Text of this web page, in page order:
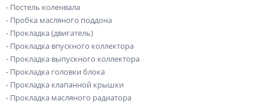
- Постель коленвала
- Пробка масляного поддона
- Прокладка (двигатель)
- Прокладка впускного коллектора
- Прокладка выпускного коллектора
- Прокладка головки блока
- Прокладка клапанной крышки
- Прокладка масляного радиатора